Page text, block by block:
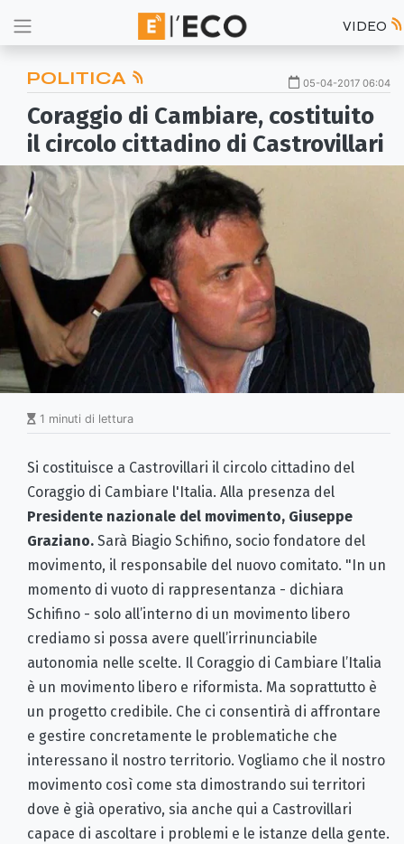
VIDEO
POLITICA 05-04-2017 06:04
Coraggio di Cambiare, costituito
il circolo cittadino di Castrovillari
1 minuti di lettura
Si costituisce a Castrovillari il circolo cittadino del
Coraggio di Cambiare l'Italia. Alla presenza del
Presidente nazionale del movimento, Giuseppe
Graziano. Sarà Biagio Schifino, socio fondatore del
movimento, il responsabile del nuovo comitato. " In un
momento di vuoto di rappresentanza - dichiara
Schifino - solo all’interno di un movimento libero
crediamo si possa avere quell’irrinunciabile
autonomia nelle scelte. Il Coraggio di Cambiare l’Italia
è un movimento libero e riformista. Ma soprattutto è
un progetto credibile. Che ci consentirà di affrontare
e gestire concretamente le problematiche che
interessano il nostro territorio. Vogliamo che il nostro
movimento così come sta dimostrando sui territori
dove è già operativo, sia anche qui a Castrovillari
capace di ascoltare i problemi e le istanze della gente.